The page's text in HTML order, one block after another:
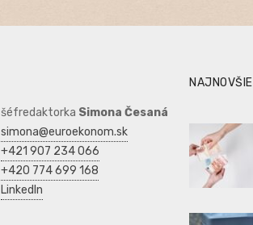
šéfredaktorka Simona Česaná
simona@euroekonom.sk
+421 907 234 066
+420 774 699 168
LinkedIn
NAJNOVŠIE